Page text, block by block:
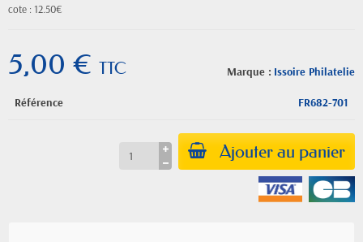
cote : 12.50€
Marque : Issoire Philatelie
5,00 € TTC
Référence FR682-701
Ajouter au panier